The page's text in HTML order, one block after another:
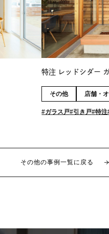
特注 レッドシダー
その他 店舗・
ガラス戸 引き戸 特注
その他の事例一覧に戻る